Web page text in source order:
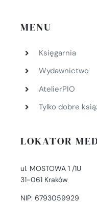
MENU
Księgarnia
Wydawnictwo
AtelierPIO
Tylko dobre
LOKATOR
ul. MOSTOWA 1 /1U
31-061 Kraków
NIP: 6793059929